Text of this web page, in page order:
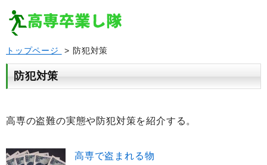
トップページ > 防犯対策
防犯対策
高専の盗難の実態や防犯対策を紹介する。
高専で盗まれる物